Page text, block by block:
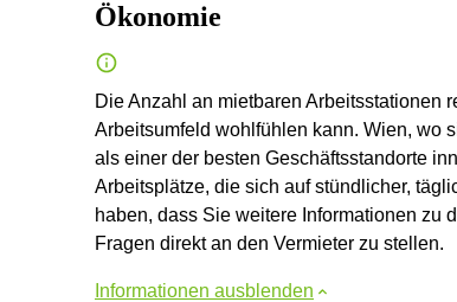
Ökonomie
Die Anzahl an mietbaren Arbeitsstationen
Arbeitsumfeld wohlfühlen kann. Wien, wo
als einer der besten Geschäftsstandorte
Arbeitsplätze, die sich auf stündlicher,
haben, dass Sie weitere Informationen zu
Fragen direkt an den Vermieter zu stellen.
Informationen ausblenden